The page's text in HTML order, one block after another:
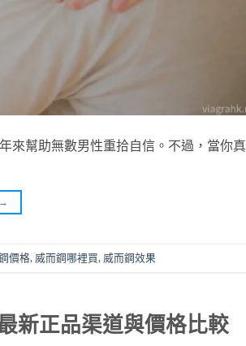
來幫助無數男性重拾自信。不過，當你
→
價格, 威而鋼哪裡買, 威而鋼效果
新正品渠道與價格比較